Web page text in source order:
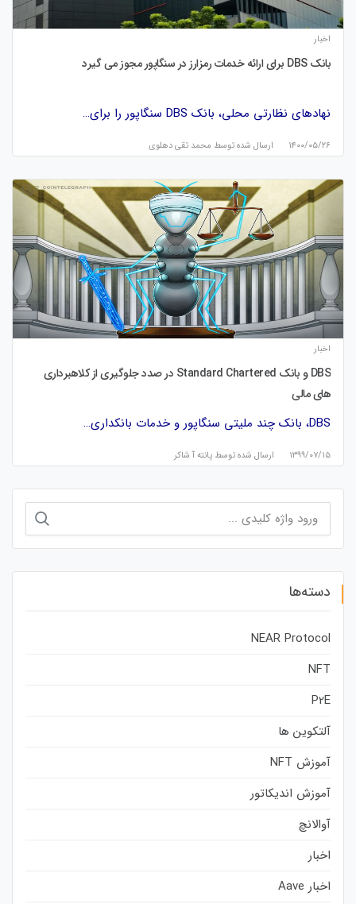
اخبار
بانک DBS برای ارائه خدمات رمزارز در سنگاپور مجوز می گیرد
نهادهای نظارتی محلی، بانک DBS سنگاپور را برای…
۱۴۰۰/۰۵/۲۶ ارسال شده توسط محمد تقی دهلوی
اخبار
DBS و بانک Standard Chartered در صدد جلوگیری از کلاهبرداری
های مالی
DBS، بانک چند ملیتی سنگاپور و خدمات بانکداری…
۱۳۹۹/۰۷/۱۵ ارسال شده توسط پانته آ شاکر
برای:
دسته‌ها
NEAR Protocol
NFT
P2E
آلتکوین ها
آموزش NFT
آموزش اندیکاتور
آوالانچ
اخبار
اخبار Aave